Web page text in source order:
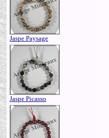
Jaspe Paysage
Jaspe Picasso